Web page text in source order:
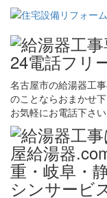
名古屋市の給湯器工
のことならおまかせ
お気軽にお電話下さい